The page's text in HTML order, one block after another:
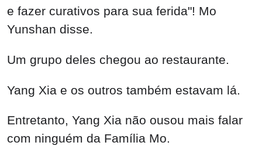
e fazer curativos para sua ferida"! Mo
Yunshan disse.
Um grupo deles chegou ao restaurante.
Yang Xia e os outros também estavam lá.
Entretanto, Yang Xia não ousou mais falar
com ninguém da Família Mo.